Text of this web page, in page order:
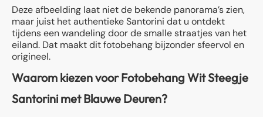
Deze afbeelding laat niet de bekende panorama’s zien,
maar juist het authentieke Santorini dat u ontdekt
tijdens een wandeling door de smalle straatjes van het
eiland. Dat maakt dit fotobehang bijzonder sfeervol en
origineel.
Waarom kiezen voor Fotobehang Wit Steegje
Santorini met Blauwe Deuren?